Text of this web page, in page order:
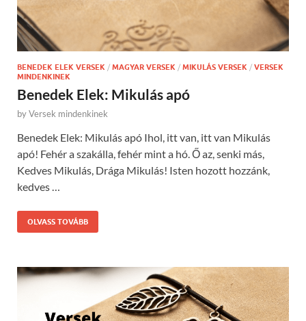
BENEDEK ELEK VERSEK / MAGYAR VERSEK / MIKULÁS VERSEK / VERSEK
MINDENKINEK
Benedek Elek: Mikulás apó
byVersek mindenkinek
Benedek Elek: Mikulás apó Ihol, itt van, itt van Mikulás
apó! Fehér a szakálla, fehér mint a hó. Ő az, senki más,
Kedves Mikulás, Drága Mikulás! Isten hozott hozzánk,
kedves …
OLVASS TOVÁBB